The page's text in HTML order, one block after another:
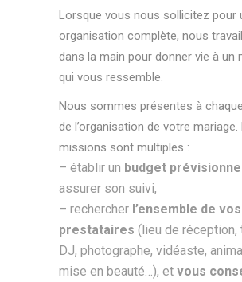
Lorsque vous nous sollicitez pour
organisation complète, nous
dans la main pour donner vie à un
qui vous ressemble.
Nous sommes présentes à
de l’organisation de votre mariage.
missions sont multiples :
– établir un budget
assurer son suivi,
– rechercher l’ensemble de vos
prestataires (lieu de réception,
DJ, photographe, vidéaste,
mise en beauté…), et vous